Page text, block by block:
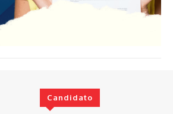
Candidato